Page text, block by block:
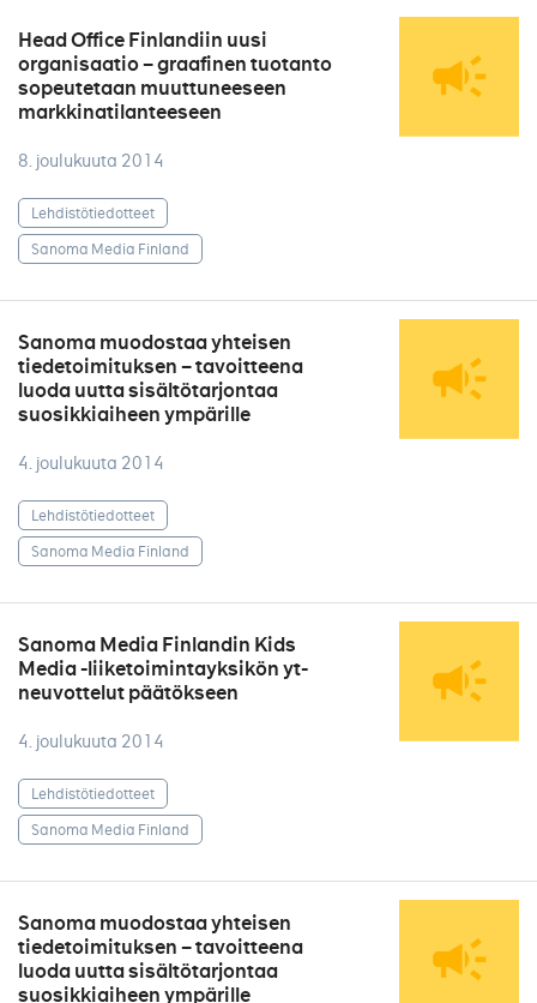
Head Office Finlandiin uusi
organisaatio – graafinen tuotanto
sopeutetaan muuttuneeseen
markkinatilanteeseen
8. joulukuuta 2014
Lehdistötiedotteet
Sanoma Media Finland
Sanoma muodostaa yhteisen
tiedetoimituksen – tavoitteena
luoda uutta sisältötarjontaa
suosikkiaiheen ympärille
4. joulukuuta 2014
Lehdistötiedotteet
Sanoma Media Finland
Sanoma Media Finlandin Kids
Media -liiketoimintayksikön yt-
neuvottelut päätökseen
4. joulukuuta 2014
Lehdistötiedotteet
Sanoma Media Finland
Sanoma muodostaa yhteisen
tiedetoimituksen – tavoitteena
luoda uutta sisältötarjontaa
suosikkiaiheen ympärille